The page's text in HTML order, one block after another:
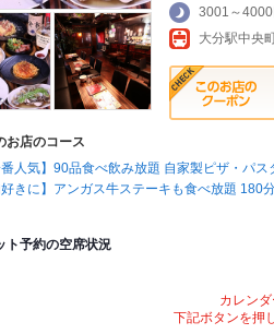
3001～4000
お店のコース
番人気】90品食べ飲み放題 自家製ピザ・パ
好きに】アンガス牛ステーキも食べ放題 180
ト予約の空席状況
カレンダ
下記ボタンを押